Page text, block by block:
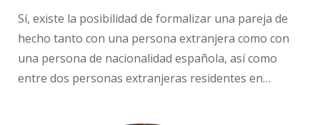
Sí, existe la posibilidad de formalizar una pareja de
hecho tanto con una persona extranjera como con
una persona de nacionalidad española, así como
entre dos personas extranjeras residentes en…